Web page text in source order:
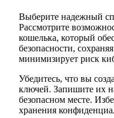
Выберите надежный
Рассмотрите
кошелька, который
безопасности,
минимизирует риск
Убедитесь, что вы
ключей. Запишите их
безопасном месте.
хранения